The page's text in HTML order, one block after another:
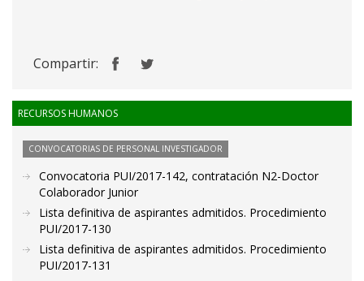
Compartir:
RECURSOS HUMANOS
CONVOCATORIAS DE PERSONAL INVESTIGADOR
Convocatoria PUI/2017-142, contratación N2-Doctor
Colaborador Junior
Lista definitiva de aspirantes admitidos. Procedimiento
PUI/2017-130
Lista definitiva de aspirantes admitidos. Procedimiento
PUI/2017-131